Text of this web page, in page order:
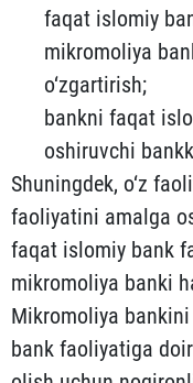
faqat islomiy
mikromoliya
o‘zgartirish;
bankni faqat
oshiruvchi
Shuningdek, o‘z
faoliyatini amalga
faqat islomiy bank
mikromoliya banki
Mikromoliya bankini
bank faoliyatiga